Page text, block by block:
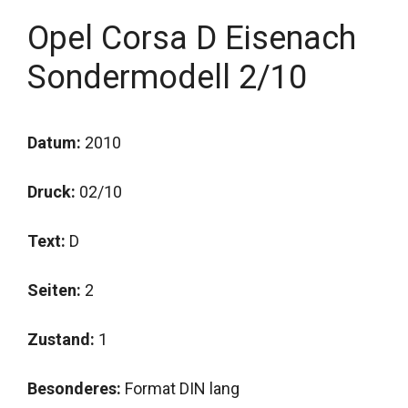
Opel Corsa D Eisenach
Sondermodell 2/10
Datum: 2010
Druck: 02/10
Text: D
Seiten: 2
Zustand: 1
Besonderes: Format DIN lang